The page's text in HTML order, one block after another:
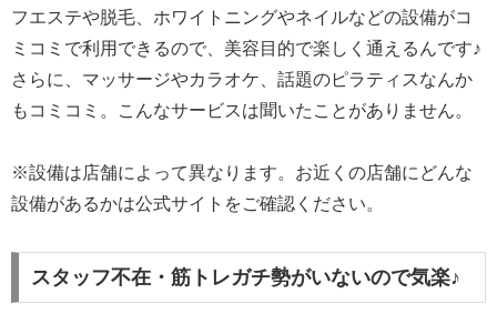
フエステや脱毛、ホワイトニングやネイルなどの設備がコ
ミコミで利用できるので、美容目的で楽しく通えるんです♪
さらに、マッサージやカラオケ、話題のピラティスなんか
もコミコミ。こんなサービスは聞いたことがありません。
※設備は店舗によって異なります。お近くの店舗にどんな
設備があるかは公式サイトをご確認ください。
スタッフ不在・筋トレガチ勢がいないので気楽♪